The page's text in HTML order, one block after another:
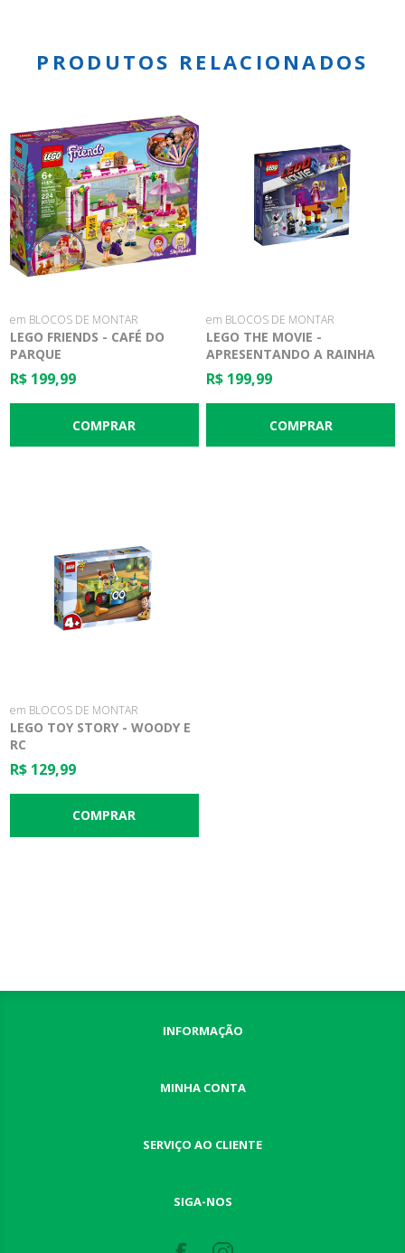
PRODUTOS RELACIONADOS
em BLOCOS DE MONTAR
LEGO FRIENDS - CAFÉ DO
PARQUE
R$ 199,99
em BLOCOS DE MONTAR
LEGO THE MOVIE -
APRESENTANDO A RAINHA
WATEVRA WANABI
R$ 199,99
em BLOCOS DE MONTAR
LEGO TOY STORY - WOODY E
RC
R$ 129,99
INFORMAÇÃO
MINHA CONTA
SERVIÇO AO CLIENTE
SIGA-NOS